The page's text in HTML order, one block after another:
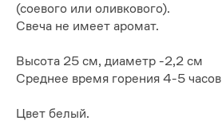
(соевого или оливкового).
Свеча не имеет аромат.
Высота 25 см, диаметр -2,2 см
Среднее время горения 4-5 часов
Цвет белый.